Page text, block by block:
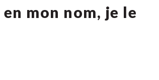
mon nom, je le